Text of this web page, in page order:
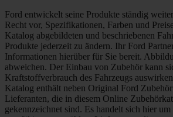
Ford entwickelt seine Produkte ständig
Recht vor, Spezifikationen, Farben und
Katalog abgebildeten und beschriebenen
Produkte jederzeit zu ändern. Ihr Ford
Informationen hierüber für Sie bereit.
abweichen. Der Einbau von Zubehör kann
Kraftstoffverbrauch des Fahrzeugs
Katalog enthält neben Original Ford
Lieferanten, die in diesem Online
gekennzeichnet sind. Es handelt sich hier